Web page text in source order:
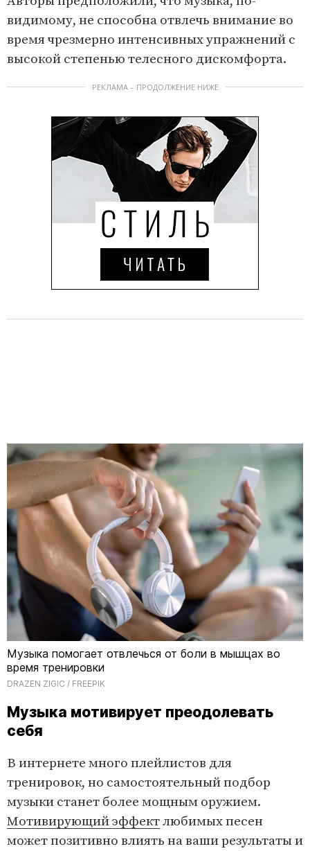
видимому, не способна отвлечь внимание во
время чрезмерно интенсивных упражнений с
высокой степенью телесного дискомфорта.
РЕКЛАМА – ПРОДОЛЖЕНИЕ НИЖЕ
Музыка помогает отвлечься от боли в мышцах во
время тренировки
DRAZEN ZIGIC / FREEPIK
Музыка мотивирует преодолевать
себя
В интернете много плейлистов для
тренировок, но самостоятельный подбор
музыки станет более мощным оружием.
Мотивирующий эффектлюбимых песен
может позитивно влиять на ваши результаты и